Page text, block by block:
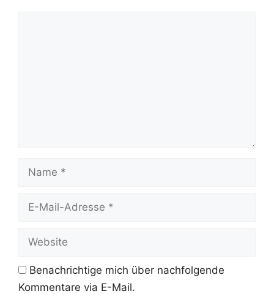
Name
Website
Benachrichtige mich über nachfolgende
Kommentare via E-Mail.